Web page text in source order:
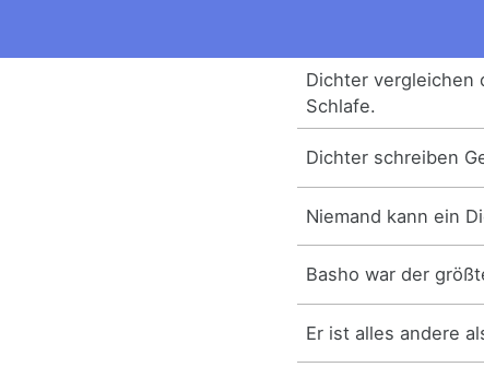
Dichter vergleichen
Schlafe.
Dichter schreiben
Niemand kann ein
Basho war der
Er ist alles andere